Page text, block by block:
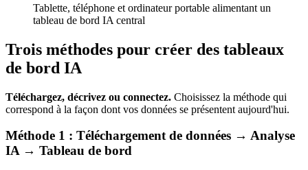
Tablette, téléphone et ordinateur portable alimentant un
tableau de bord IA central
Trois méthodes pour créer des tableaux
de bord IA
Téléchargez, décrivez ou connectez. Choisissez la méthode qui
correspond à la façon dont vos données se présentent aujourd'hui.
Méthode 1 : Téléchargement de données → Analyse
IA → Tableau de bord